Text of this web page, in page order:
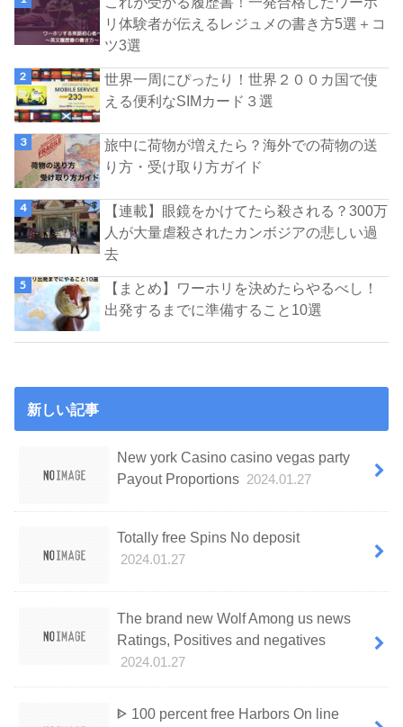
リ体験者が伝えるレジュメの書き方5選＋コ
ツ3選
世界一周にぴったり！世界２００カ国で使
える便利なSIMカード３選
旅中に荷物が増えたら？海外での荷物の送
り方・受け取り方ガイド
【連載】眼鏡をかけてたら殺される？300万
人が大量虐殺されたカンボジアの悲しい過
去
【まとめ】ワーホリを決めたらやるべし！
出発するまでに準備すること10選
新しい記事
New york Casino casino vegas party
Payout Proportions 2024.01.27
Totally free Spins No deposit
2024.01.27
The brand new Wolf Among us news
Ratings, Positives and negatives
2024.01.27
ᐈ 100 percent free Harbors On line